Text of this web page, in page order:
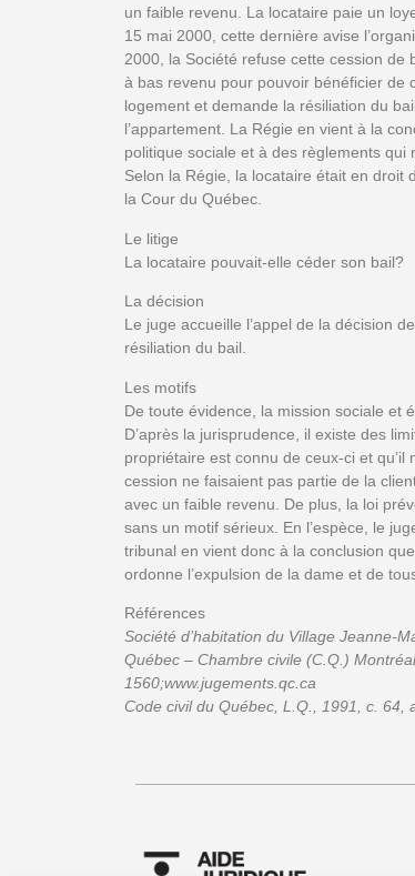
un faible revenu. La locataire paie un
15 mai 2000, cette dernière avise
2000, la Société refuse cette cession de
à bas revenu pour pouvoir bénéficier de
logement et demande la résiliation du
l’appartement. La Régie en vient à la
politique sociale et à des règlements qui
Selon la Régie, la locataire était en droit
la Cour du Québec.
Le litige
La locataire pouvait-elle céder son bail?
La décision
Le juge accueille l’appel de la décision
résiliation du bail.
Les motifs
De toute évidence, la mission sociale et
D’après la jurisprudence, il existe des
propriétaire est connu de ceux-ci et
cession ne faisaient pas partie de la
avec un faible revenu. De plus, la loi
sans un motif sérieux. En l’espèce, le
tribunal en vient donc à la conclusion
ordonne l’expulsion de la dame et de
Références
Société d’habitation du Village Jeanne-
Québec – Chambre civile (C.Q.)
1560;www.jugements.qc.ca
Code civil du Québec, L.Q., 1991, c. 64,